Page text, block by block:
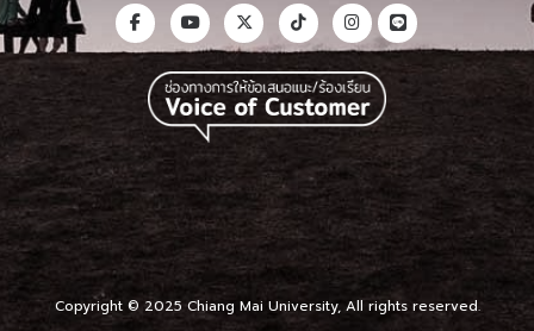
Copyright © 2025 Chiang Mai University, All rights reserved.